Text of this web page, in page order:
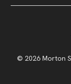
© 2026 Morton